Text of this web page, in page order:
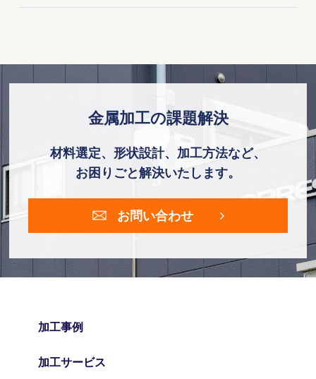
金属加工の課題解決
材料選定、形状設計、加工方法など、
お困りごと解決いたします。
お問い合わせ
加工事例
加工サービス